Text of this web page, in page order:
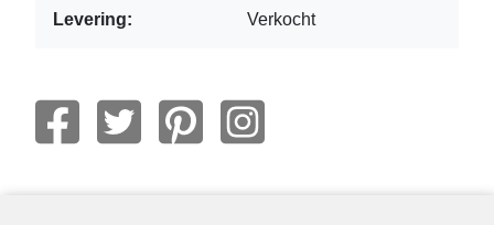
Levering: Verkocht